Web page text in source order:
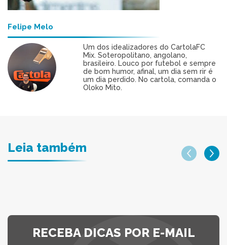
Felipe Melo
Um dos idealizadores do CartolaFC
Mix. Soteropolitano, angolano,
brasileiro. Louco por futebol e sempre
de bom humor, afinal, um dia sem rir é
um dia perdido. No cartola, comanda o
Oloko Mito.
Leia também
RECEBA DICAS POR E-MAIL